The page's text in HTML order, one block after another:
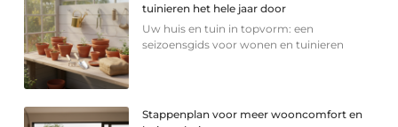
tuinieren het hele jaar door
Uw huis en tuin in topvorm: een
seizoensgids voor wonen en tuinieren
Stappenplan voor meer wooncomfort en